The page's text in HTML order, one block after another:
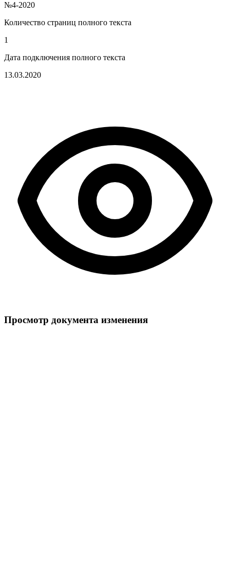
№4-2020
Количество страниц полного текста
1
Дата подключения полного текста
13.03.2020
Просмотр документа изменения